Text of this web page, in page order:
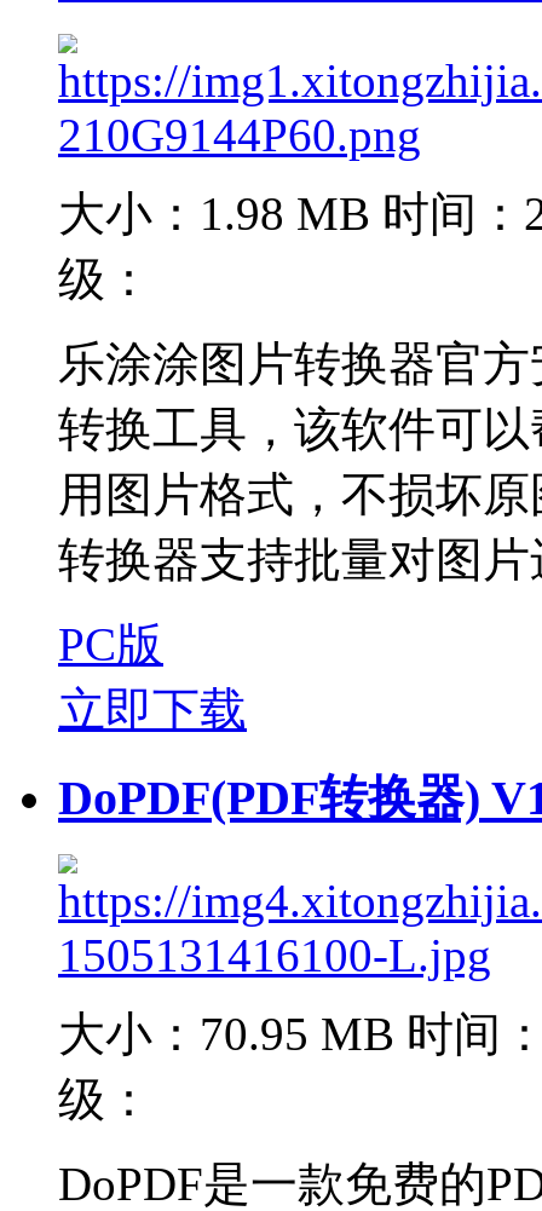
大小：1.98 MB 时间：
级：
乐涂涂图片转换器官
转换工具，该软件可
用图片格式，不损坏
转换器支持批量对图
PC版
立即下载
DoPDF(PDF转换器)
大小：70.95 MB 时间
级：
DoPDF是一款免费的